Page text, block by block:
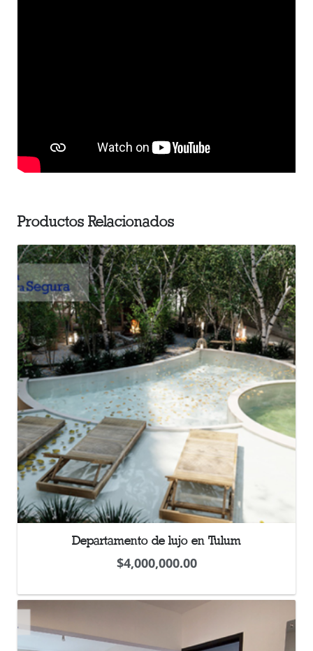
Productos Relacionados
Departamento de lujo en Tulum
$4,000,000.00